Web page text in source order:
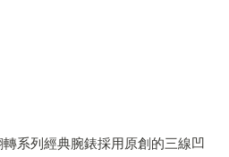
系列經典腕錶採用原創的三線凹